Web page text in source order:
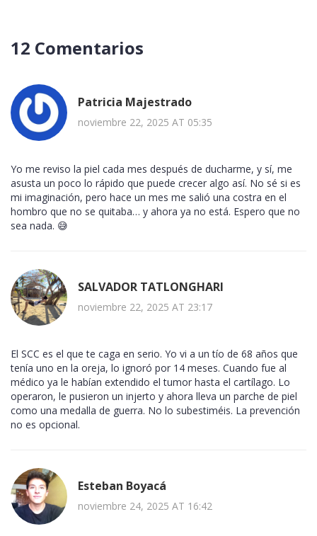
12 Comentarios
Patricia Majestrado
noviembre 22, 2025 AT 05:35
Yo me reviso la piel cada mes después de ducharme, y sí, me
asusta un poco lo rápido que puede crecer algo así. No sé si es
mi imaginación, pero hace un mes me salió una costra en el
hombro que no se quitaba… y ahora ya no está. Espero que no
sea nada. 😅
SALVADOR TATLONGHARI
noviembre 22, 2025 AT 23:17
El SCC es el que te caga en serio. Yo vi a un tío de 68 años que
tenía uno en la oreja, lo ignoró por 14 meses. Cuando fue al
médico ya le habían extendido el tumor hasta el cartílago. Lo
operaron, le pusieron un injerto y ahora lleva un parche de piel
como una medalla de guerra. No lo subestiméis. La prevención
no es opcional.
Esteban Boyacá
noviembre 24, 2025 AT 16:42